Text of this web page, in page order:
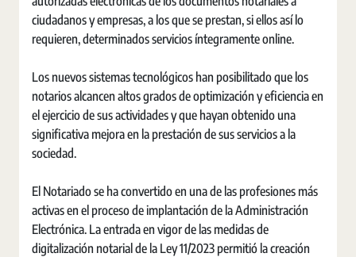
ciudadanos y empresas, a los que se prestan, si ellos así lo
requieren, determinados servicios íntegramente online.
Los nuevos sistemas tecnológicos han posibilitado que los
notarios alcancen altos grados de optimización y eficiencia en
el ejercicio de sus actividades y que hayan obtenido una
significativa mejora en la prestación de sus servicios a la
sociedad.
El Notariado se ha convertido en una de las profesiones más
activas en el proceso de implantación de la Administración
Electrónica. La entrada en vigor de las medidas de
digitalización notarial de la Ley 11/2023 permitió la creación